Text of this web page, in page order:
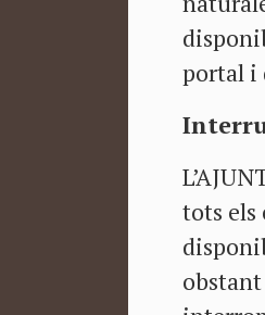
portal i
tots els